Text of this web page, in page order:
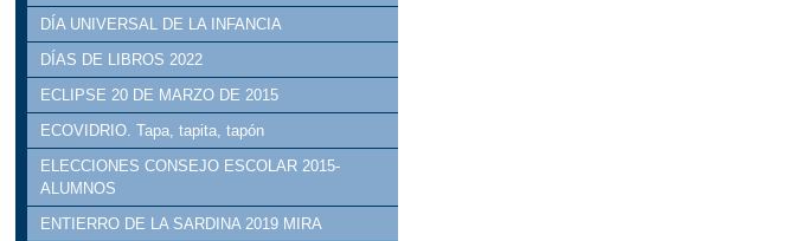
DÍA UNIVERSAL DE LA INFANCIA
DÍAS DE LIBROS 2022
ECLIPSE 20 DE MARZO DE 2015
ECOVIDRIO. Tapa, tapita, tapón
ELECCIONES CONSEJO ESCOLAR 2015-
ALUMNOS
ENTIERRO DE LA SARDINA 2019 MIRA